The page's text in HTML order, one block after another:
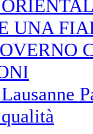
UNA